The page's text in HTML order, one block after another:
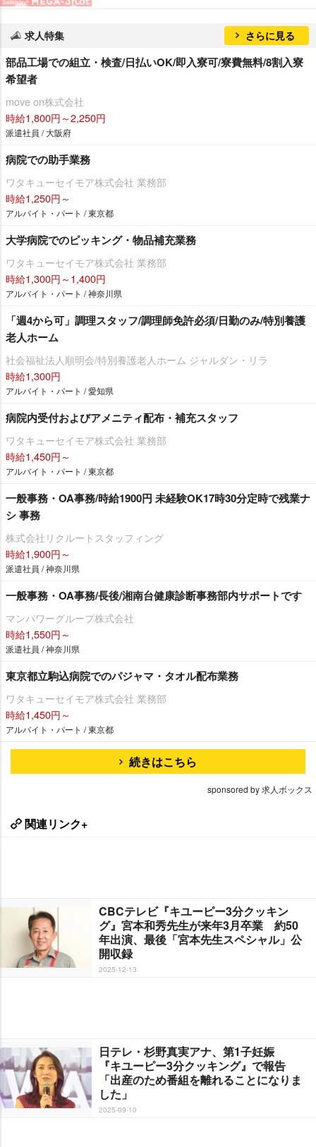
求人特集 さらに見る
部品工場での組立・検査/日払いOK/即入寮可/寮費無料/8割入寮
希望者
move on株式会社
時給1,800円～2,250円
派遣社員 / 大阪府
病院での助手業務
ワタキューセイモア株式会社 業務部
時給1,250円～
アルバイト・パート / 東京都
大学病院でのピッキング・物品補充業務
ワタキューセイモア株式会社 業務部
時給1,300円～1,400円
アルバイト・パート / 神奈川県
「週4から可」調理スタッフ/調理師免許必須/日勤のみ/特別養護
老人ホーム
社会福祉法人順明会/特別養護老人ホーム ジャルダン・リラ
時給1,300円
アルバイト・パート / 愛知県
病院内受付およびアメニティ配布・補充スタッフ
ワタキューセイモア株式会社 業務部
時給1,450円～
アルバイト・パート / 東京都
一般事務・OA事務/時給1900円 未経験OK17時30分定時で残業ナ
シ 事務
株式会社リクルートスタッフィング
時給1,900円～
派遣社員 / 神奈川県
一般事務・OA事務/長後/湘南台健康診断事務部内サポートです
マンパワーグループ株式会社
時給1,550円～
派遣社員 / 神奈川県
東京都立駒込病院でのパジャマ・タオル配布業務
ワタキューセイモア株式会社 業務部
時給1,450円～
アルバイト・パート / 東京都
続きはこちら
sponsored by 求人ボックス
関連リンク+
CBCテレビ『キユーピー3分クッキン
グ』宮本和秀先生が来年3月卒業 約50
年出演、最後「宮本先生スペシャル」公
開収録
2025-12-13
日テレ・杉野真実アナ、第1子妊娠
『キユーピー3分クッキング』で報告
「出産のため番組を離れることになりま
した」
2025-09-10